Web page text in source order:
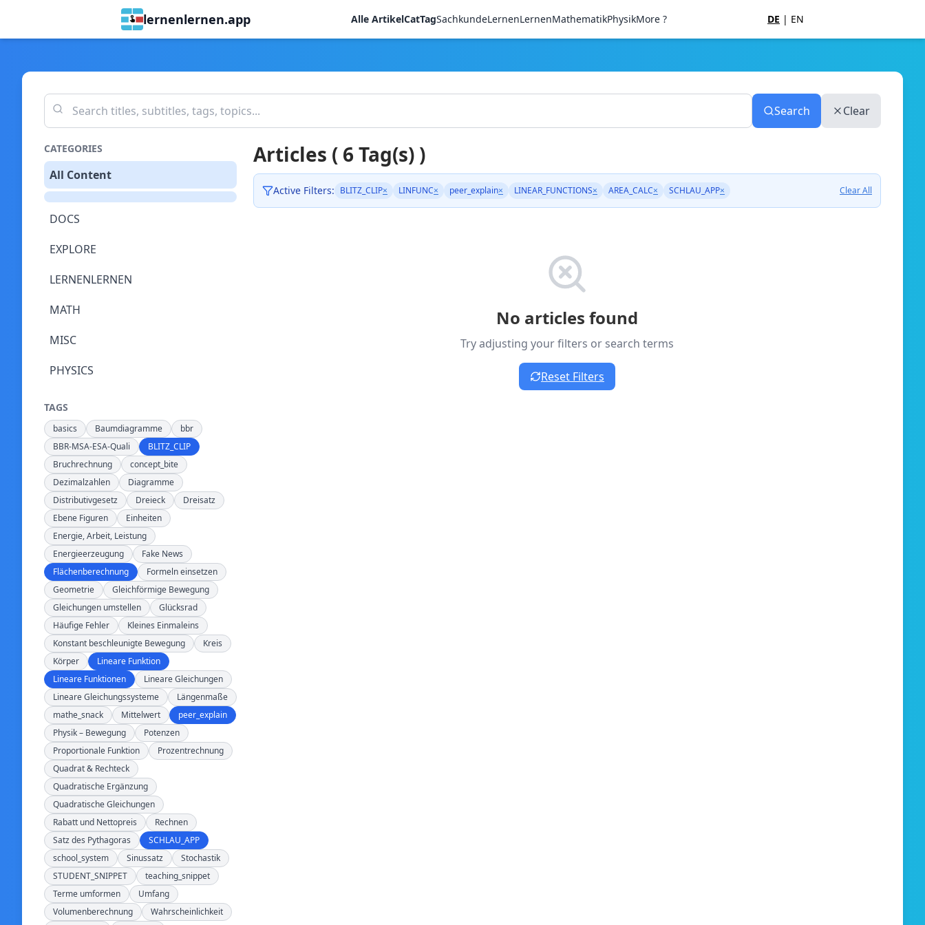
lernenlernen.app Alle ArtikelCatTagSachkundeLernenLernenMathematikPhysikMore ? DE | EN
Search Clear
CATEGORIES
All Content
DOCS
EXPLORE
LERNENLERNEN
MATH
MISC
PHYSICS
TAGS
basics Baumdiagramme
bbr
BBR-MSA-ESA-Quali
BLITZ_CLIP
Bruchrechnung
concept_bite
Dezimalzahlen
Diagramme
Distributivgesetz
Dreieck
Dreisatz
Ebene Figuren
Einheiten
Energie, Arbeit, Leistung
Energieerzeugung
Fake News
Flächenberechnung
Formeln einsetzen
Geometrie
Gleichförmige Bewegung
Gleichungen umstellen
Glücksrad
Häufige Fehler
Kleines Einmaleins
Konstant beschleunigte Bewegung
Kreis
Körper
Lineare Funktion
Lineare Funktionen
Lineare Gleichungen
Lineare Gleichungssysteme
Längenmaße
mathe_snack
Mittelwert
peer_explain
Physik – Bewegung
Potenzen
Proportionale Funktion
Prozentrechnung
Quadrat & Rechteck
Quadratische Ergänzung
Quadratische Gleichungen
Rabatt und Nettopreis
Rechnen
Satz des Pythagoras
SCHLAU_APP
school_system
Sinussatz
Stochastik
STUDENT_SNIPPET
teaching_snippet
Terme umformen
Umfang
Volumenberechnung
Wahrscheinlichkeit
Articles ( 6 Tag(s) )
Active Filters: BLITZ_CLIP× LINFUNC× peer_explain× LINEAR_FUNCTIONS× AREA_CALC× SCHLAU_APP× Clear All
No articles found
Try adjusting your filters or search terms
Reset Filters